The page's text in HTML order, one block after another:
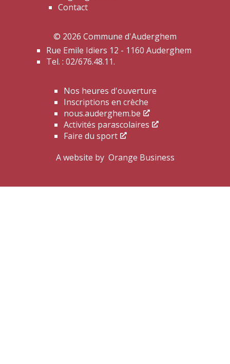
Contact
© 2026 Commune d'Auderghem
Rue Emile Idiers 12 - 1160 Auderghem
Tel. : 02/676.48.11.
Nos heures d'ouverture
Inscriptions en crèche
nous.auderghem.be
Activités parascolaires
Faire du sport
A website by Orange Business